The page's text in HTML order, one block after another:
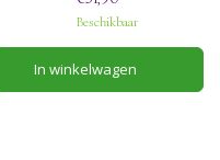
jongeren om te sporten. De
Deense Paardensportfederatie
organiseert officiële shows,
waar mensen kunnen strijden
in verschillende
Beschikbaar
In winkelwagen